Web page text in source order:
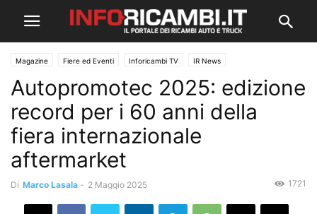
Magazine Fiere ed Eventi Inforicambi TV IR News
Autopromotec 2025: edizione
record per i 60 anni della
fiera internazionale
aftermarket
Di Marco Lasala - 2 Maggio 2025 1721